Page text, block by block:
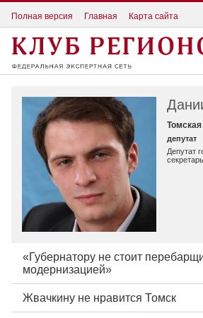
Полная версия Главная Карта сайта
депутат
Депутат
«Губернатору не стоит
модернизацией»
Жвачкину не нравится Томск